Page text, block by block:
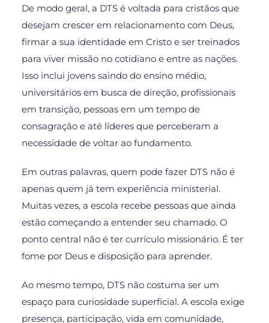
De modo geral, a DTS é voltada para cristãos que
desejam crescer em relacionamento com Deus,
firmar a sua identidade em Cristo e ser treinados
para viver missão no cotidiano e entre as nações.
Isso inclui jovens saindo do ensino médio,
universitários em busca de direção, profissionais
em transição, pessoas em um tempo de
consagração e até líderes que perceberam a
necessidade de voltar ao fundamento.
Em outras palavras, quem pode fazer DTS não é
apenas quem já tem experiência ministerial.
Muitas vezes, a escola recebe pessoas que ainda
estão começando a entender seu chamado. O
ponto central não é ter currículo missionário. É ter
fome por Deus e disposição para aprender.
Ao mesmo tempo, DTS não costuma ser um
espaço para curiosidade superficial. A escola exige
presença, participação, vida em comunidade,